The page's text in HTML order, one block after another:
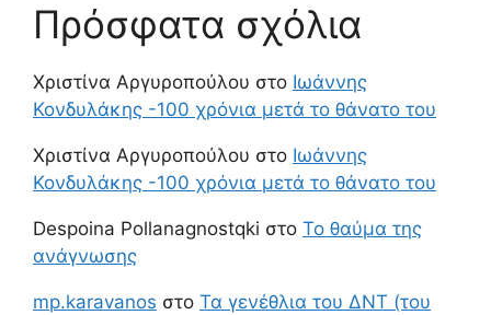
Πρόσφατα σχόλια
Χριστίνα Αργυροπούλου στο Ιωάννης
Κονδυλάκης -100 χρόνια μετά το θάνατο του
Χριστίνα Αργυροπούλου στο Ιωάννης
Κονδυλάκης -100 χρόνια μετά το θάνατο του
Despoina Pollanagnostqki στο Το θαύμα της
ανάγνωσης
mp.karavanos στο Τα γενέθλια του ΔΝΤ (του